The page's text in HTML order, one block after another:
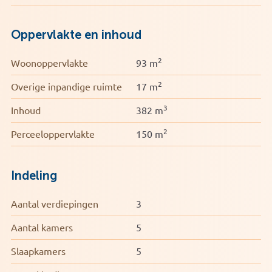
Oppervlakte en inhoud
Woonoppervlakte 93 m2
Overige inpandige ruimte 17 m2
Inhoud 382 m3
Perceeloppervlakte 150 m2
Indeling
Aantal verdiepingen 3
Aantal kamers 5
Slaapkamers 5